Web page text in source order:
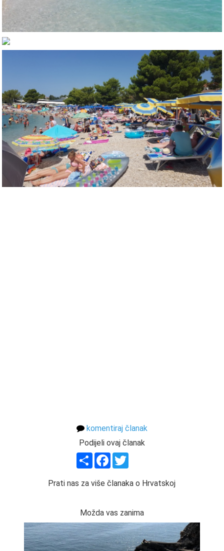
komentiraj članak
Podijeli ovaj članak
ShareFacebook
Prati nas za više članaka o Hrvatskoj
Možda vas zanima